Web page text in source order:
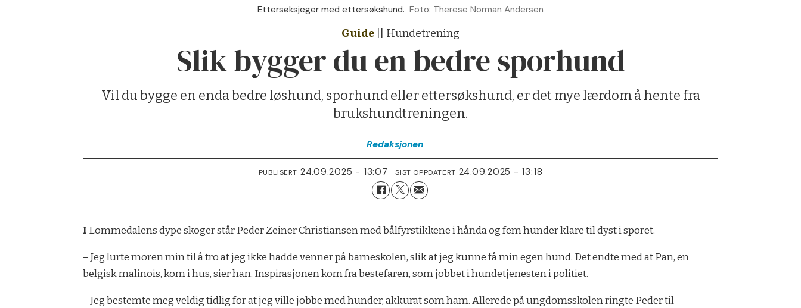
Ettersøksjeger med ettersøkshund. Foto: Therese Norman Andersen
Guide || Hundetrening
Slik bygger du en bedre sporhund
Vil du bygge en enda bedre løshund, sporhund eller ettersøkshund, er det mye lærdom å hente fra
brukshundtreningen.
Redaksjonen
PUBLISERT 24.09.2025 - 13:07 SIST OPPDATERT 24.09.2025 - 13:18
I Lommedalens dype skoger står Peder Zeiner Christiansen med bålfyrstikkene i hånda og fem hunder klare til dyst i sporet.
– Jeg lurte moren min til å tro at jeg ikke hadde venner på barneskolen, slik at jeg kunne få min egen hund. Det endte med at Pan, en
belgisk malinois, kom i hus, sier han. Inspirasjonen kom fra bestefaren, som jobbet i hundetjenesten i politiet.
– Jeg bestemte meg veldig tidlig for at jeg ville jobbe med hunder, akkurat som ham. Allerede på ungdomsskolen ringte Peder til